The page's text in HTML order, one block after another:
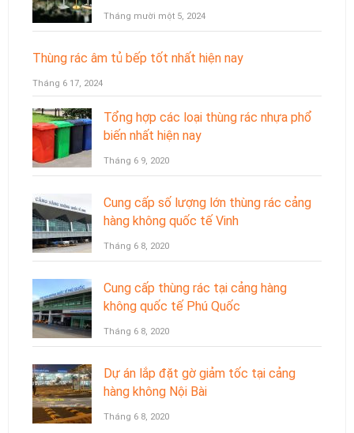
Tháng mười một 5, 2024
Thùng rác âm tủ bếp tốt nhất hiện nay
Tháng 6 17, 2024
Tổng hợp các loại thùng rác nhựa phổ
biến nhất hiện nay
Tháng 6 9, 2020
Cung cấp số lượng lớn thùng rác cảng
hàng không quốc tế Vinh
Tháng 6 8, 2020
Cung cấp thùng rác tại cảng hàng
không quốc tế Phú Quốc
Tháng 6 8, 2020
Dự án lắp đặt gờ giảm tốc tại cảng
hàng không Nội Bài
Tháng 6 8, 2020